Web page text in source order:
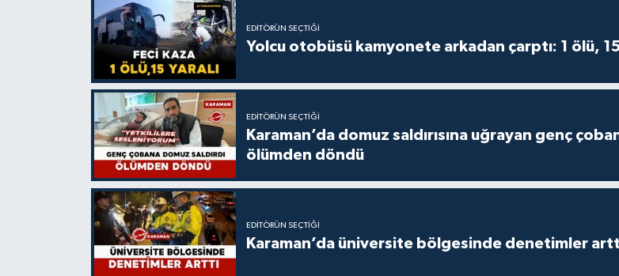
EDITÖRÜN SEÇTIĞI
Yolcu otobüsü kamyonete arkadan çarptı: 1 ölü,
EDITÖRÜN SEÇTIĞI
Karaman’da domuz saldırısına uğrayan genç
ölümden döndü
EDITÖRÜN SEÇTIĞI
Karaman’da üniversite bölgesinde denetimler